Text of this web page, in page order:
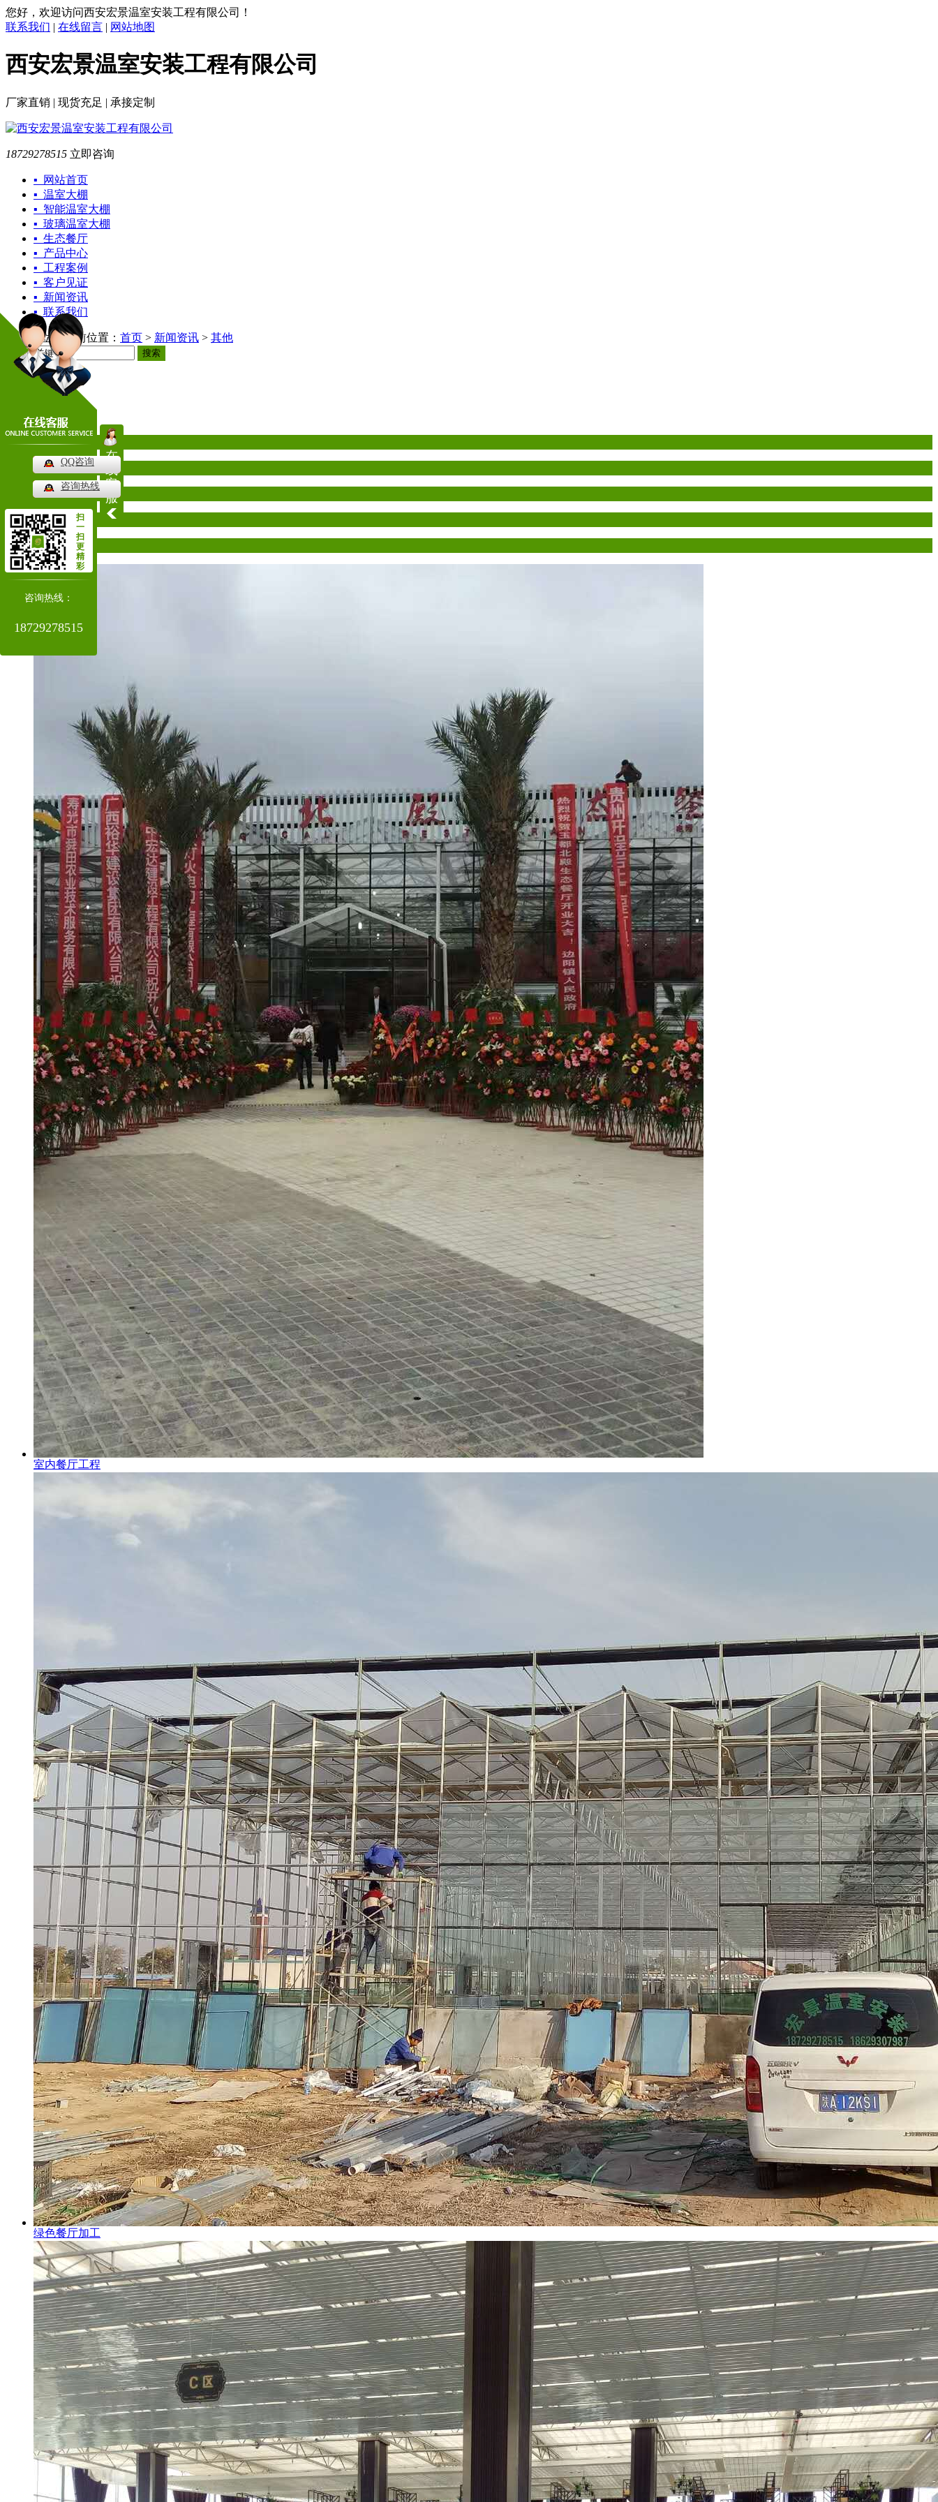
您好，欢迎访问西安宏景温室安装工程有限公司！
联系我们 | 在线留言 | 网站地图
西安宏景温室安装工程有限公司
厂家直销 | 现货充足 | 承接定制
18729278515 立即咨询
▪ 网站首页
▪ 温室大棚
▪ 智能温室大棚
▪ 玻璃温室大棚
▪ 生态餐厅
▪ 产品中心
▪ 工程案例
▪ 客户见证
▪ 新闻资讯
▪ 联系我们
当前位置： 首页 > 新闻资讯 > 其他
搜索
新闻资讯
News
公司新闻
行业动态
常见问题
其他
热门推荐
室内餐厅工程
绿色餐厅加工
在
线
客
服
QQ咨询
咨询热线
扫
一
扫
更
精
彩
咨询热线：
18729278515